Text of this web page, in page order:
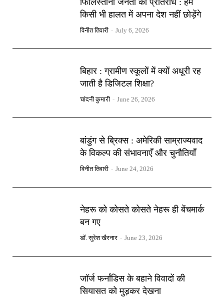
किसी भी हालत में अपना देश नहीं छोड़ेंगे
विनीत तिवारी - July 6, 2026
बिहार : ग्रामीण स्कूलों में क्यों अधूरी रह
जाती है डिजिटल शिक्षा?
चांदनी कुमारी - June 26, 2026
बांडुंग से ब्रिक्स : अमेरिकी साम्राज्यवाद
के विकल्प की संभावनाएँ और चुनौतियाँ
विनीत तिवारी - June 24, 2026
नेहरू को कोसते कोसते नेहरू ही बेंचमार्क
बन गए
डॉ. सुरेश खैरनार - June 23, 2026
जॉर्ज फर्नांडिस के बहाने विवादों की
सियासत को मुड़कर देखना